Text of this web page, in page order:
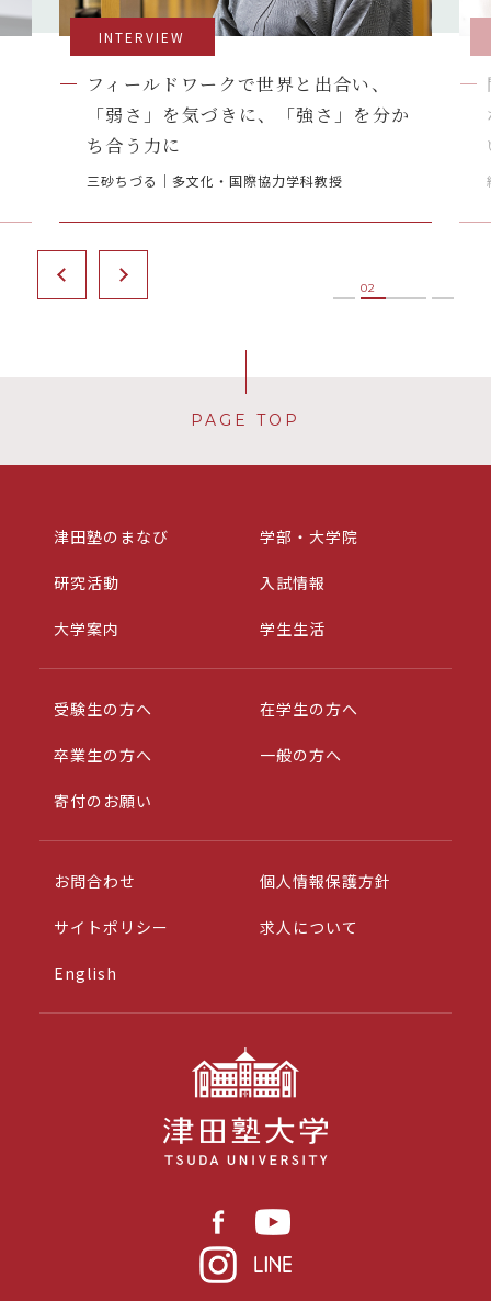
INTERVIEW
フィールドワークで世界と出合い、
「弱さ」を気づきに、「強さ」を分か
ち合う力に
三砂ちづる｜多文化・国際協力学科教授
PAGE TOP
津田塾のまなび 学部・大学院
研究活動 入試情報
大学案内 学生生活
受験生の方へ 在学生の方へ
卒業生の方へ 一般の方へ
寄付のお願い
お問合わせ 個人情報保護方針
サイトポリシー 求人について
English